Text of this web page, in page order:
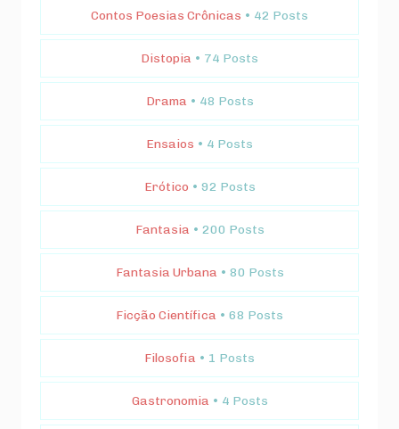
Contos Poesias Crônicas • 42 Posts
Distopia • 74 Posts
Drama • 48 Posts
Ensaios • 4 Posts
Erótico • 92 Posts
Fantasia • 200 Posts
Fantasia Urbana • 80 Posts
Ficção Científica • 68 Posts
Filosofia • 1 Posts
Gastronomia • 4 Posts